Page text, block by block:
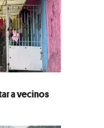
a vecinos